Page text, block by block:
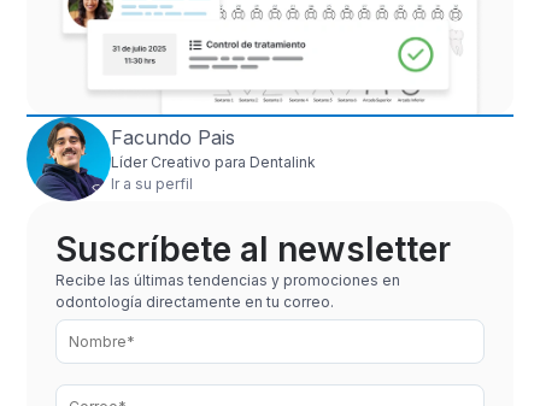
Facundo Pais
Líder Creativo para Dentalink
Ir a su perfil
Suscríbete al newsletter
Recibe las últimas tendencias y promociones en
odontología directamente en tu correo.